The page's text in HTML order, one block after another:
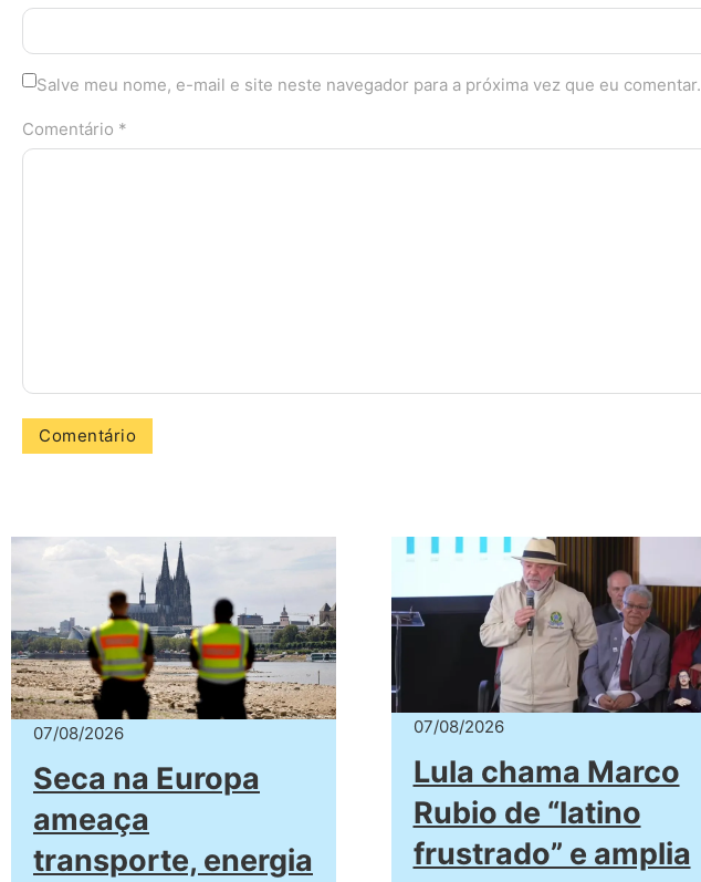
Salve meu nome, e-mail e site neste navegador para a próxima vez que eu comentar.
Comentário *
07/08/2026
Seca na Europa
ameaça
transporte, energia
07/08/2026
Lula chama Marco
Rubio de “latino
frustrado” e amplia